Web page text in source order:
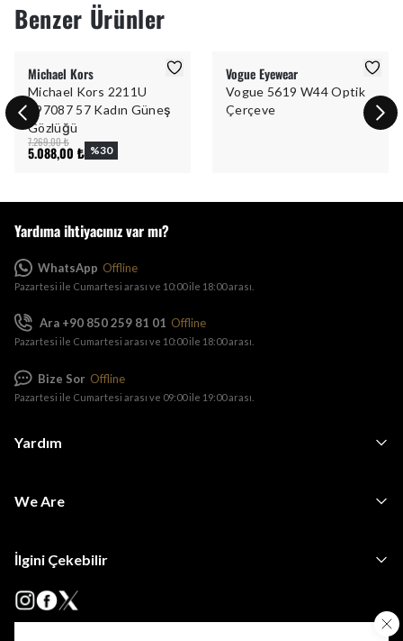
Benzer Ürünler
Michael Kors
Michael Kors 2211U
397087 57 Kadın Güneş
Gözlüğü
7.269,00 ₺
5.088,00 ₺ %30
Vogue Eyewear
Vogue 5619 W44 Optik
Çerçeve
Yardım
We Are
İlgini Çekebilir
Yardıma ihtiyacınız var mı?
WhatsApp Offline
Pazartesi ile Cumartesi arası ve 10:00 ile 18:00 arası.
Ara +90 850 259 81 01 Offline
Pazartesi ile Cumartesi arası ve 10:00 ile 18:00 arası.
Bize Sor Offline
Pazartesi ile Cumartesi arası ve 09:00 ile 19:00 arası.